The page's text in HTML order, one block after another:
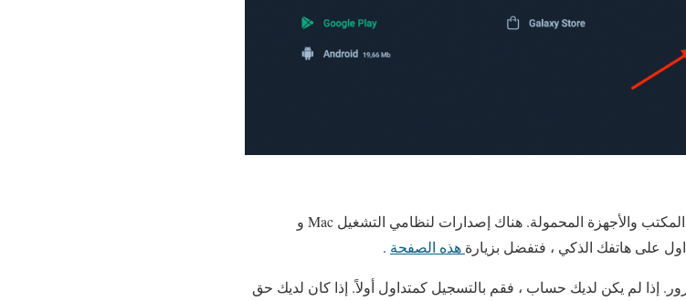
يمكنك تثبيت منصة Olymp Trade على أجهزة سطح المكتب والأجهزة المحمولة. هناك إصدارات لنظامي التشغيل Mac و
هذه الصفحة .
إذا لم يكن لديك حساب ، فقم بالتسجيل كمتداول أولاً. إذا كان لديك حق